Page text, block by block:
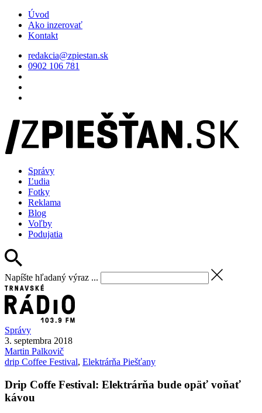
Úvod
Ako inzerovať
Kontakt
redakcia@zpiestan.sk
0902 106 781
Správy
Ľudia
Fotky
Reklama
Blog
Voľby
Podujatia
Napíšte hľadaný výraz ...
Správy
3. septembra 2018
Martin Palkovič
drip Coffee Festival, Elektrárňa Piešťany
Drip Coffe Festival: Elektrárňa bude opäť voňať
kávou